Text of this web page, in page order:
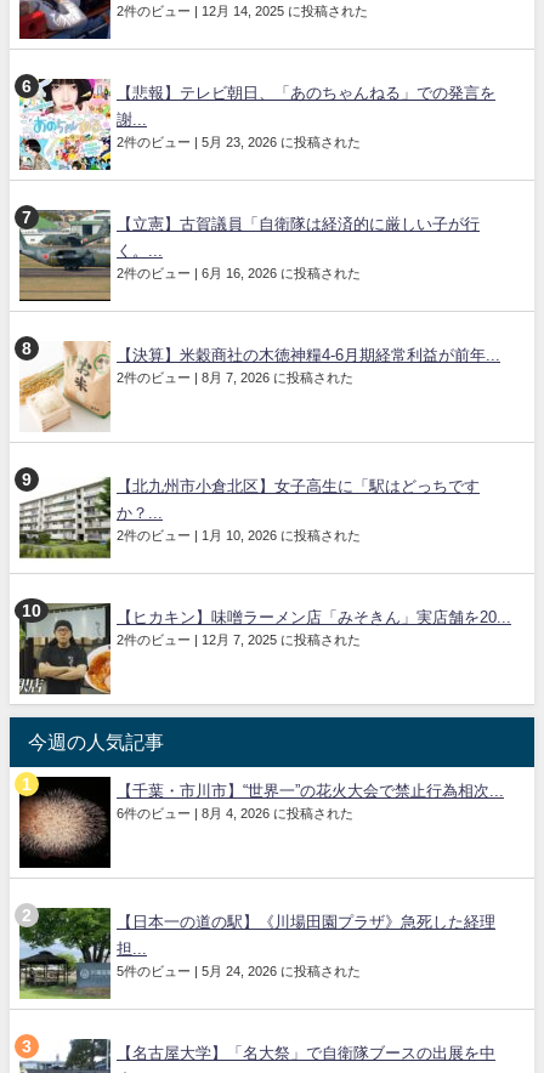
2件のビュー | 12月 14, 2025 に投稿された
【悲報】テレビ朝日、「あのちゃんねる」での発言を
謝...
2件のビュー | 5月 23, 2026 に投稿された
【立憲】古賀議員「自衛隊は経済的に厳しい子が行
く。...
2件のビュー | 6月 16, 2026 に投稿された
【決算】米穀商社の木徳神糧4-6月期経常利益が前年...
2件のビュー | 8月 7, 2026 に投稿された
【北九州市小倉北区】女子高生に「駅はどっちです
か？...
2件のビュー | 1月 10, 2026 に投稿された
【ヒカキン】味噌ラーメン店「みそきん」実店舗を20...
2件のビュー | 12月 7, 2025 に投稿された
今週の人気記事
【千葉・市川市】“世界一”の花火大会で禁止行為相次...
6件のビュー | 8月 4, 2026 に投稿された
【日本一の道の駅】《川場田園プラザ》急死した経理
担...
5件のビュー | 5月 24, 2026 に投稿された
【名古屋大学】「名大祭」で自衛隊ブースの出展を中